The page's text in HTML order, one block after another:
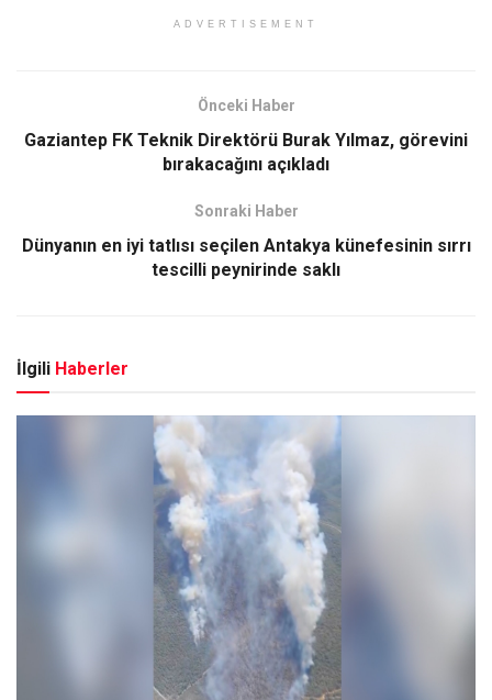
ADVERTISEMENT
Önceki Haber
Gaziantep FK Teknik Direktörü Burak Yılmaz, görevini
bırakacağını açıkladı
Sonraki Haber
Dünyanın en iyi tatlısı seçilen Antakya künefesinin sırrı
tescilli peynirinde saklı
İlgili Haberler